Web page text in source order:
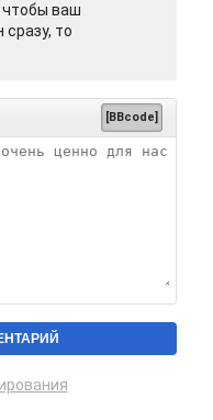
чтобы ваш
то
[BBcode]